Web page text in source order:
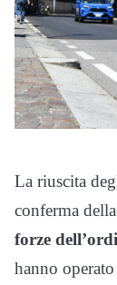
La riuscita
conferma della
forze
hanno